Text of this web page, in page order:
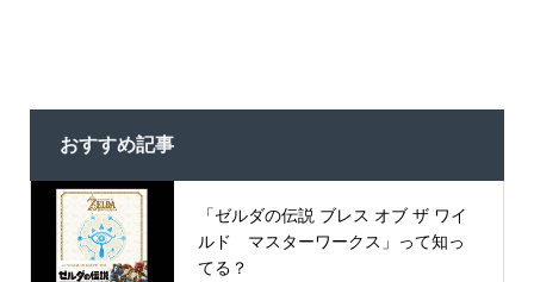
おすすめ記事
「ゼルダの伝説 ブレス オブ ザ ワイ
ルド マスターワークス」って知っ
てる？